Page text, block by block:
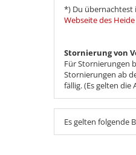
*) Du übernachtest
Webseite des
​​​​​​​Stornierung von
Für Stornierungen
Stornierungen ab
fällig. (Es gelten die
Es gelten folgende